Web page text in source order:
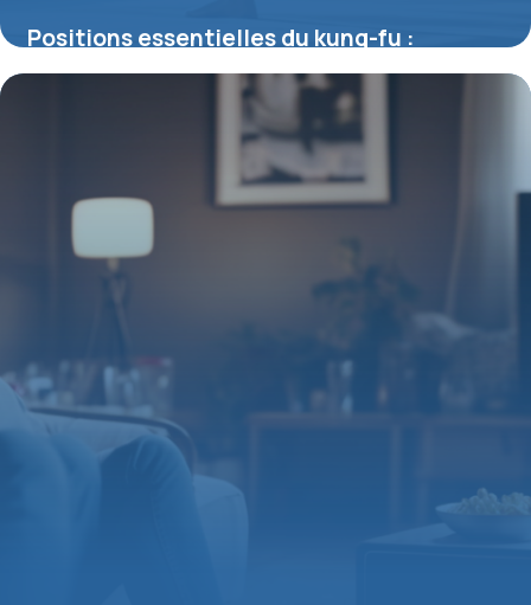
Positions essentielles du kung-fu :
comprendre la structure et la dynamique